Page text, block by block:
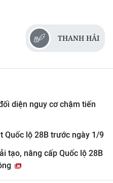
THANH HẢI
diện nguy cơ chậm tiến
Quốc lộ 28B trước ngày 1/9
tạo, nâng cấp Quốc lộ 28B